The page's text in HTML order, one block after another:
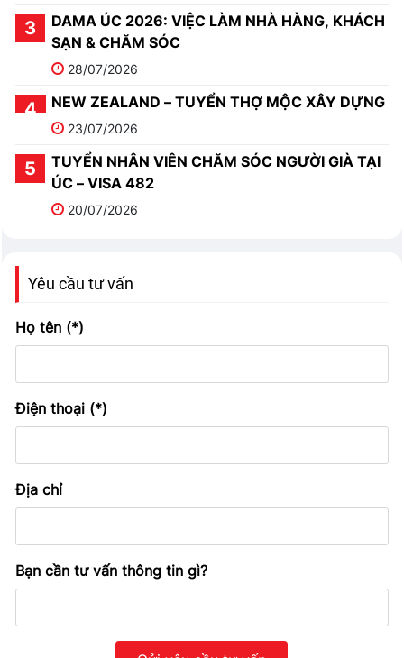
DAMA ÚC 2026: VIỆC LÀM NHÀ HÀNG, KHÁCH
SẠN & CHĂM SÓC
28/07/2026
NEW ZEALAND – TUYỂN THỢ MỘC XÂY DỰNG
23/07/2026
TUYỂN NHÂN VIÊN CHĂM SÓC NGƯỜI GIÀ TẠI
ÚC – VISA 482
20/07/2026
Yêu cầu tư vấn
Họ tên (*)
Điện thoại (*)
Địa chỉ
Bạn cần tư vấn thông tin gì?